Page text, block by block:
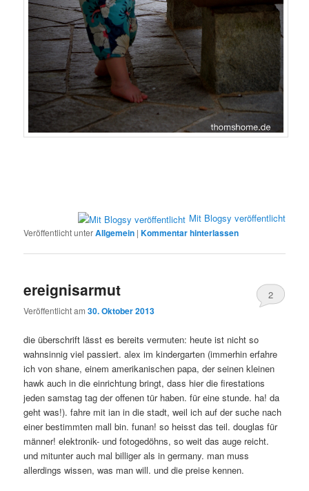
Mit Blogsy veröffentlicht
Veröffentlicht unterAllgemein |Kommentar hinterlassen
ereignisarmut
Veröffentlicht am30. Oktober 2013
2
die überschrift lässt es bereits vermuten: heute ist nicht so
wahnsinnig viel passiert. alex im kindergarten (immerhin erfahre
ich von shane, einem amerikanischen papa, der seinen kleinen
hawk auch in die einrichtung bringt, dass hier die firestations
jeden samstag tag der offenen tür haben. für eine stunde. ha! da
geht was!). fahre mit ian in die stadt, weil ich auf der suche nach
einer bestimmten mall bin. funan! so heisst das teil. douglas für
männer! elektronik- und fotogedöhns, so weit das auge reicht.
und mitunter auch mal billiger als in germany. man muss
allerdings wissen, was man will. und die preise kennen.